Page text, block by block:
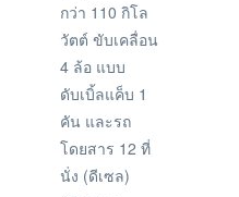
กว่า 110 กิโล
วัตต์ ขับเคลื่อน
4 ล้อ แบบ
ดับเบิ้ลแค็บ 1
คัน และรถ
โดยสาร 12 ที่
นั่ง (ดีเซล)